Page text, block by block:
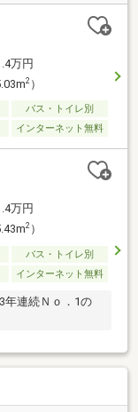
万円
2）
バス・トイレ別
インターネット無料
万円
2）
バス・トイレ別
インターネット無料
年連続Ｎｏ．1の